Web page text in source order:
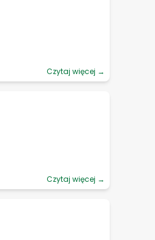
Czytaj więcej →
Czytaj więcej →